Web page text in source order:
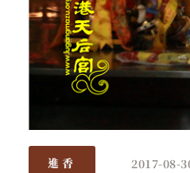
進香 2017-08-